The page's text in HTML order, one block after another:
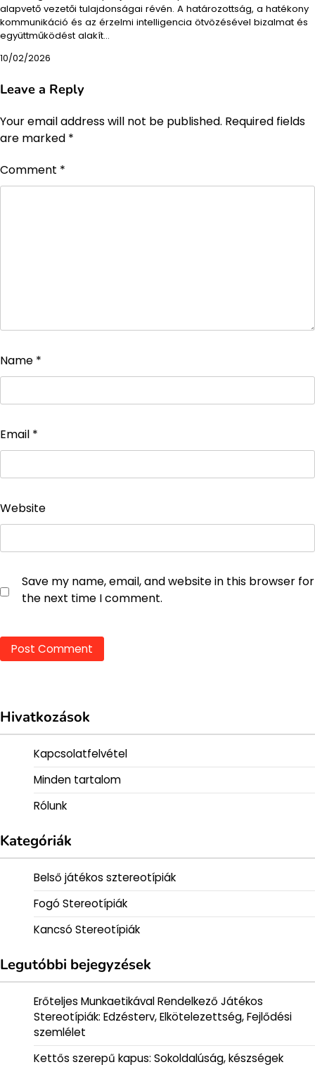
alapvető vezetői tulajdonságai révén. A határozottság, a hatékony
kommunikáció és az érzelmi intelligencia ötvözésével bizalmat és
együttműködést alakít…
10/02/2026
Leave a Reply
Your email address will not be published. Required fields
are marked *
Comment *
Name *
Email *
Website
Save my name, email, and website in this browser for
the next time I comment.
Hivatkozások
Kapcsolatfelvétel
Minden tartalom
Rólunk
Kategóriák
Belső játékos sztereotípiák
Fogó Stereotípiák
Kancsó Stereotípiák
Legutóbbi bejegyzések
Erőteljes Munkaetikával Rendelkező Játékos
Stereotípiák: Edzésterv, Elkötelezettség, Fejlődési
szemlélet
Kettős szerepű kapus: Sokoldalúság, készségek